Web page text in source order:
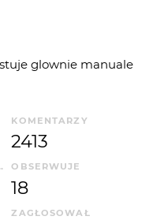
glownie manuale
KOMENTARZY
2413
OBSERWUJE
18
ZAGŁOSOWAŁ